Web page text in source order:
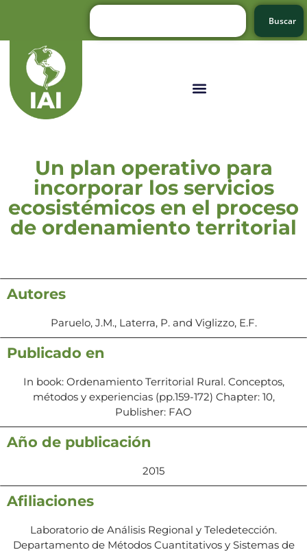
Buscar
Un plan operativo para
incorporar los servicios
ecosistémicos en el proceso
de ordenamiento territorial
Autores
Paruelo, J.M., Laterra, P. and Viglizzo, E.F.
Publicado en
In book: Ordenamiento Territorial Rural. Conceptos,
métodos y experiencias (pp.159-172) Chapter: 10,
Publisher: FAO
Año de publicación
2015
Afiliaciones
Laboratorio de Análisis Regional y Teledetección.
Departamento de Métodos Cuantitativos y Sistemas de